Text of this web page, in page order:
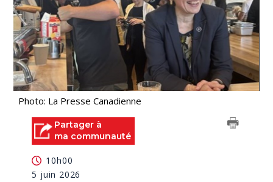
Photo: La Presse Canadienne
Partager à
ma communauté
10h00
5 juin 2026